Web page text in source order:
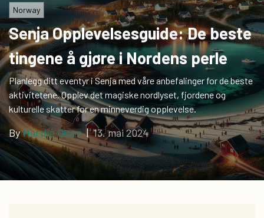
stillinger
Gavekort
Norway
Senja Opplevelsesguide: De beste
tingene å gjøre i Nordens perle
Planlegg ditt eventyr i Senja med våre anbefalinger for de beste
aktivitetene. Opplev det magiske nordlyset, fjordene og
kulturelle skatter for en minneverdig opplevelse.
ByMarthe Olsen|13. mai 2024